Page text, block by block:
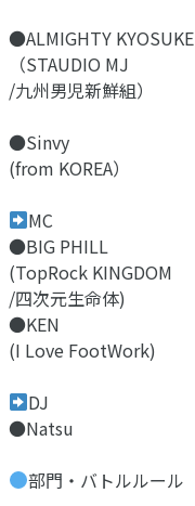
●ALMIGHTY KYOSUKE
（STAUDIO MJ
/九州男児新鮮組）
●Sinvy
(from KOREA）
MC
●BIG PHILL
(TopRock KINGDOM
/四次元生命体)
●KEN
(I Love FootWork)
DJ
●Natsu
部門・バトルルール